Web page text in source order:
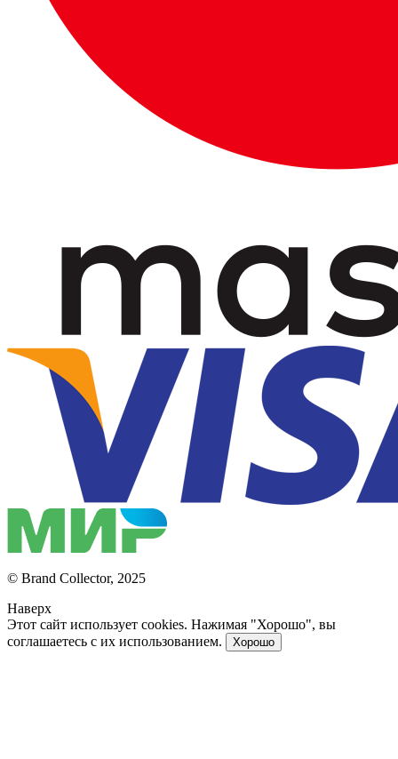
© Brand Collector, 2025
Наверх
Этот сайт использует cookies. Нажимая "Хорошо", вы
соглашаетесь с их использованием.
Хорошо